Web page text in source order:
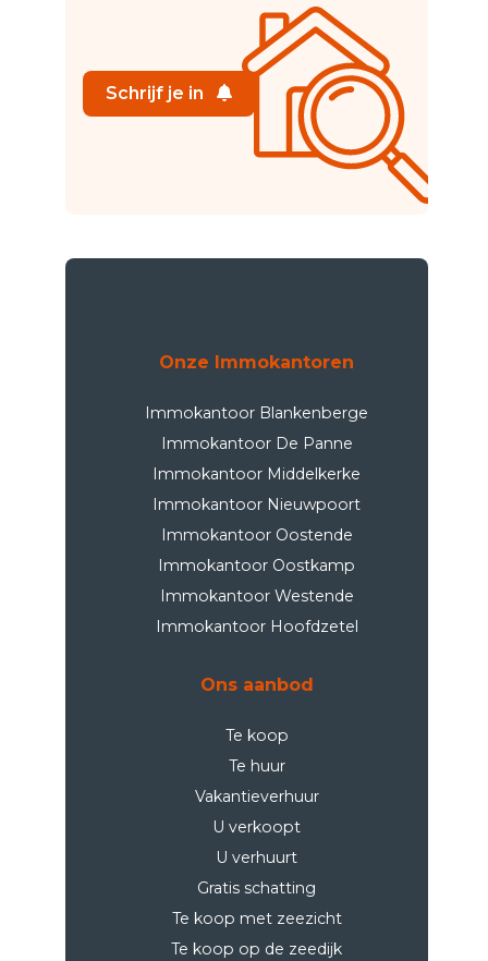
Schrijf je in
Onze Immokantoren
Immokantoor Blankenberge
Immokantoor De Panne
Immokantoor Middelkerke
Immokantoor Nieuwpoort
Immokantoor Oostende
Immokantoor Oostkamp
Immokantoor Westende
Immokantoor Hoofdzetel
Ons aanbod
Te koop
Te huur
Vakantieverhuur
U verkoopt
U verhuurt
Gratis schatting
Te koop met zeezicht
Te koop op de zeedijk